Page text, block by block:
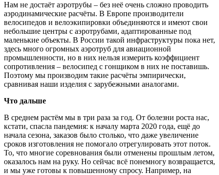
Нам не достаёт аэротрубы – без неё очень сложно проводить
аэродинамические расчёты. В Европе производители
велосипедов и велоэкипировки объединяются и имеют свои
небольшие центры с аэротрубами, адаптированные под
маленькие объекты. В России такой инфраструктуры пока нет,
здесь много огромных аэротруб для авиационной
промышленности, но в них нельзя измерить коэффициент
сопротивления – велосипед с гонщиком в них не поставишь.
Поэтому мы производим такие расчёты эмпирически,
сравнивая наши изделия с зарубежными аналогами.
Что дальше
В среднем растём мы в три раза за год. От болезни роста нас,
кстати, спасла пандемия: к началу марта 2020 года, ещё до
начала сезона, заказов было столько, что даже увеличение
сроков изготовления не помогало отрегулировать этот поток.
То, что многие соревнования были отменены прошлым летом,
оказалось нам на руку. Но сейчас всё понемногу возвращается,
и мы уже готовы к повышенному спросу. Например, на